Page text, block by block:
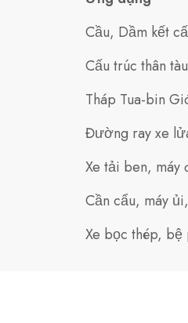
Cầu, Dầm kết
Cấu trúc thân
Tháp Tua-bin
Đường ray xe
Xe tải ben, máy
Cần cẩu, máy
Xe bọc thép,